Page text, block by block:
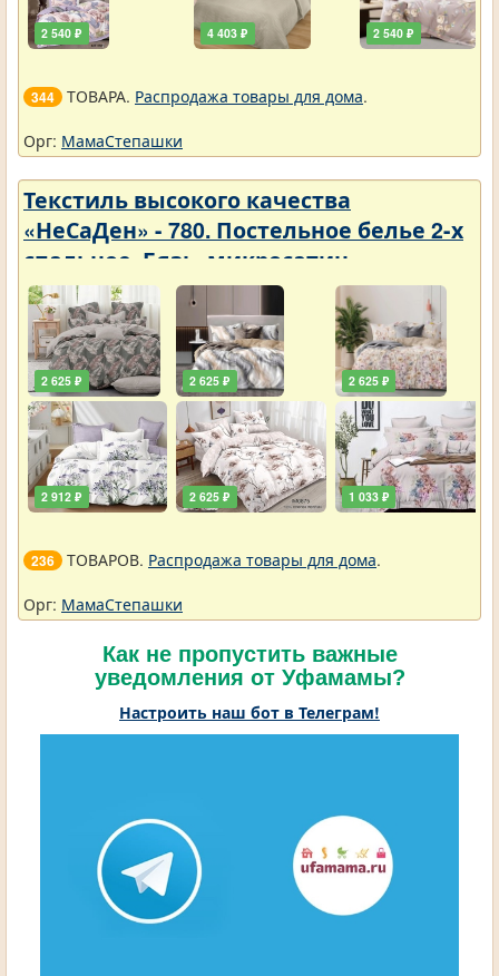
2 540 ₽ 4 403 ₽ 2 540 ₽
344 ТОВАРА. Распродажа товары для дома.
Орг: МамаСтепашки
Текстиль высокого качества
«НеСаДен» - 780. Постельное белье 2-х
спальное. Бязь, микросатин,
микрофибра, перкаль, поплин, сатин.
Цены упали
2 625 ₽
2 912 ₽
2 625 ₽
2 625 ₽
2 625 ₽
1 033 ₽
236 ТОВАРОВ. Распродажа товары для дома.
Орг: МамаСтепашки
Как не пропустить важные
уведомления от Уфамамы?
Настроить наш бот в Телеграм!